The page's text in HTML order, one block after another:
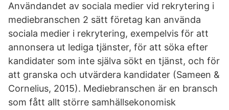
Användandet av sociala medier vid rekrytering i
mediebranschen 2 sätt företag kan använda
sociala medier i rekrytering, exempelvis för att
annonsera ut lediga tjänster, för att söka efter
kandidater som inte själva sökt en tjänst, och för
att granska och utvärdera kandidater (Sameen &
Cornelius, 2015). Mediebranschen är en bransch
som fått allt större samhällsekonomisk